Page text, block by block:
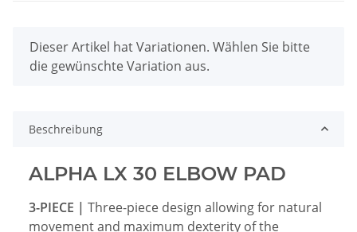
x
Dieser Artikel hat Variationen. Wählen Sie bitte
die gewünschte Variation aus.
Beschreibung
ALPHA LX 30 ELBOW PAD
3-PIECE | Three-piece design allowing for natural
movement and maximum dexterity of the